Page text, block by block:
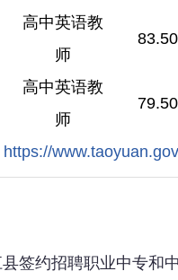
高中英语教
师
83.50
高中英语教
师
79.50
https://
签约招聘职业中专和